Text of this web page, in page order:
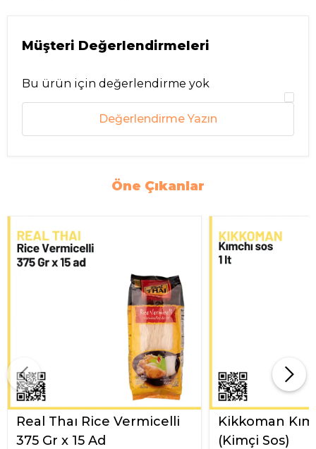
Müşteri Değerlendirmeleri
Bu ürün için değerlendirme yok
Değerlendirme Yazın
Öne Çıkanlar
Real Thaı Rice Vermicelli
375 Gr x 15 Ad
Kikkoman
(Kimçi Sos)